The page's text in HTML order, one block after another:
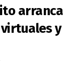
arranca
y